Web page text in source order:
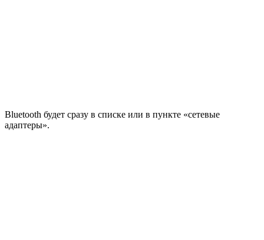
Bluetooth будет сразу в списке или в пункте «сетевые
адаптеры».